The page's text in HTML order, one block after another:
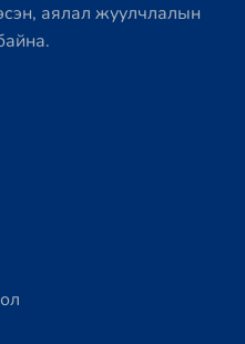
аялал жуулчлалын